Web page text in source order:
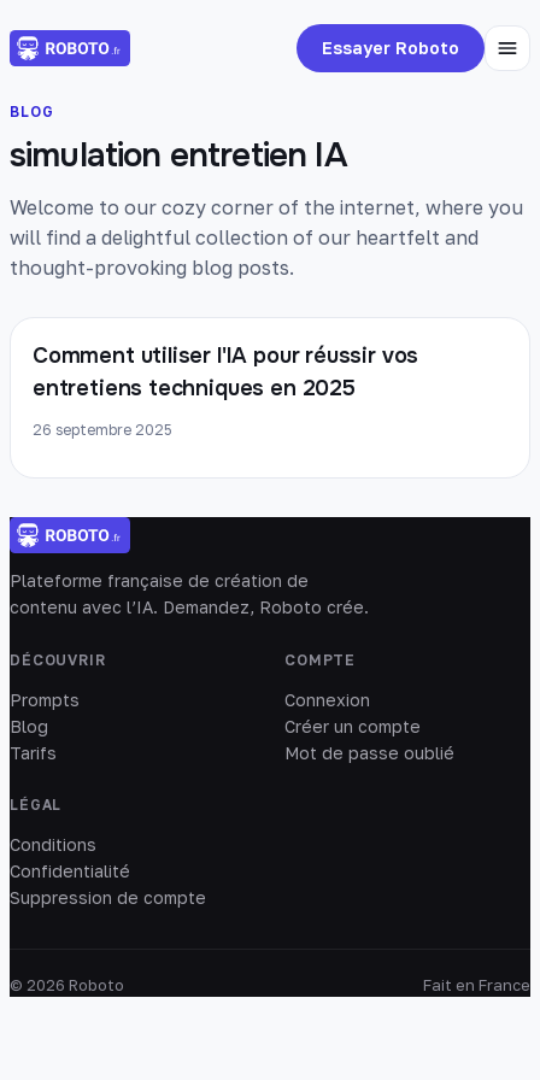
Essayer Roboto
BLOG
simulation entretien IA
Welcome to our cozy corner of the internet, where you
will find a delightful collection of our heartfelt and
thought-provoking blog posts.
Comment utiliser l'IA pour réussir vos
entretiens techniques en 2025
26 septembre 2025
Plateforme française de création de
contenu avec l’IA. Demandez, Roboto crée.
DÉCOUVRIR
Prompts
Blog
Tarifs
COMPTE
Connexion
Créer un compte
Mot de passe oublié
LÉGAL
Conditions
Confidentialité
Suppression de compte
© 2026 Roboto Fait en France